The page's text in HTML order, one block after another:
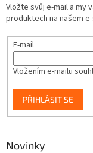
Vložte svůj e-mail a my
produktech na našem
E-mail
Vložením e-mailu
PŘIHLÁSIT SE
Novinky